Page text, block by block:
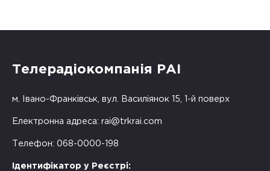
Телерадіокомпанія РАІ
м. Івано-Франківськ, вул. Василіянок 15, 1-й поверх
Електронна адреса: rai@trkrai.com
Телефон: 068-0000-198
Ідентифікатор у Реєстрі: